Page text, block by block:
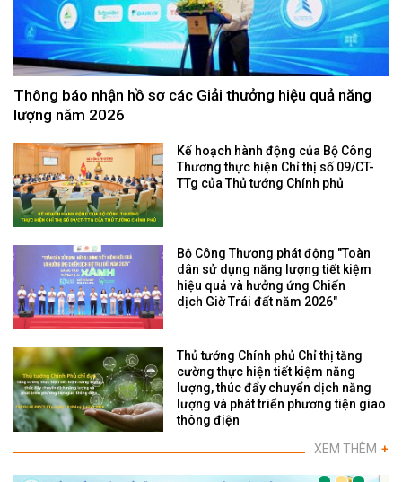
Thông báo nhận hồ sơ các Giải thưởng hiệu quả năng
lượng năm 2026
Kế hoạch hành động của Bộ Công
Thương thực hiện Chỉ thị số 09/CT-
TTg của Thủ tướng Chính phủ
Bộ Công Thương phát động "Toàn
dân sử dụng năng lượng tiết kiệm
hiệu quả và hưởng ứng Chiến
dịch Giờ Trái đất năm 2026"
Thủ tướng Chính phủ Chỉ thị tăng
cường thực hiện tiết kiệm năng
lượng, thúc đẩy chuyển dịch năng
lượng và phát triển phương tiện giao
thông điện
XEM THÊM +